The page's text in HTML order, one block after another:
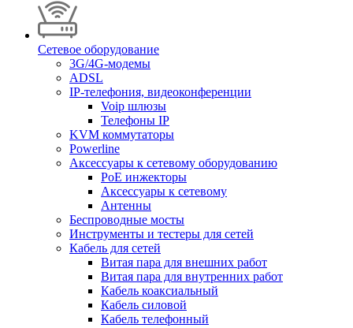
Сетевое оборудование
3G/4G-модемы
ADSL
IP-телефония, видеоконференции
Voip шлюзы
Телефоны IP
KVM коммутаторы
Powerline
Аксессуары к сетевому оборудованию
PoE инжекторы
Аксессуары к сетевому
Антенны
Беспроводные мосты
Инструменты и тестеры для сетей
Кабель для сетей
Витая пара для внешних работ
Витая пара для внутренних работ
Кабель коаксиальный
Кабель силовой
Кабель телефонный